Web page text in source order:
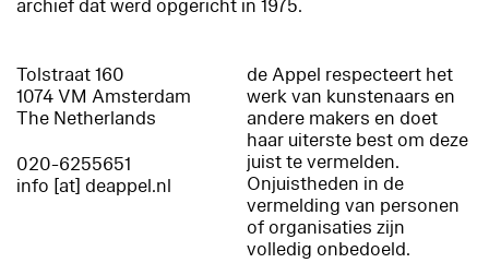
archief dat werd opgericht in 1975.
Tolstraat 160
1074 VM Amsterdam
The Netherlands
020-6255651
info [at] deappel.nl
de Appel respecteert het
werk van kunstenaars en
andere makers en doet
haar uiterste best om deze
juist te vermelden.
Onjuistheden in de
vermelding van personen
of organisaties zijn
volledig onbedoeld.